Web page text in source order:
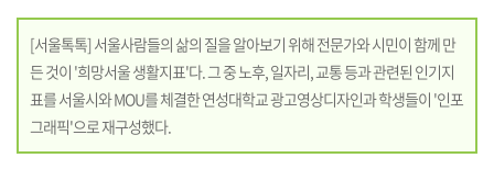
털 R
L
복
사
유
하
기
크
게
변
경
하
기
작
하
기
[서울톡톡] 서울사람들의 삶의 질을 알아보기 위해 전문가와 시민이 함께 만
든 것이 '희망서울 생활지표'다. 그 중 노후, 일자리, 교통 등과 관련된 인기지
표를 서울시와 MOU를 체결한 연성대학교 광고영상디자인과 학생들이 '인포
그래픽'으로 재구성했다.